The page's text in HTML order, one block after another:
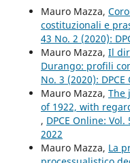
Mauro Mazza,
costituzionali e
43 No. 2 (2020):
Mauro Mazza, Il
Durango: profili
No. 3 (2020):
Mauro Mazza, The
of 1922, with
, DPCE Online:
2022
Mauro Mazza, La